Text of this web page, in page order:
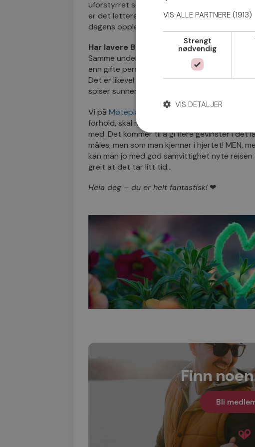
uforstyrret søvn. Når ingen andre snur seg i
er det lettere å få de uforstyrrede timene
dagens opplevelser.
Har lavere BMI
Samme undersøkelse viser til og med at
enn gifte personer. Dette med samboerkilo
Det er likevel litt overraskende at samme
spiser sunnere – i hvertfall menn.
Vi på Møteplassen
er overbevist om at hvis
forhold, skal man følge hjertet sitt, være aktiv
med. Det kommer til å gi flere gevinster i det
måles, men som man kjenner i hjertet! MEN,
kan man jo med god samvittighet nyte
greit at det tar litt tid…
Heia deg – du er helt fantastisk! ❤
Finn
Bli
VIS ALLE PARTNERE
Strengt
nødvendig
VIS DETALJER